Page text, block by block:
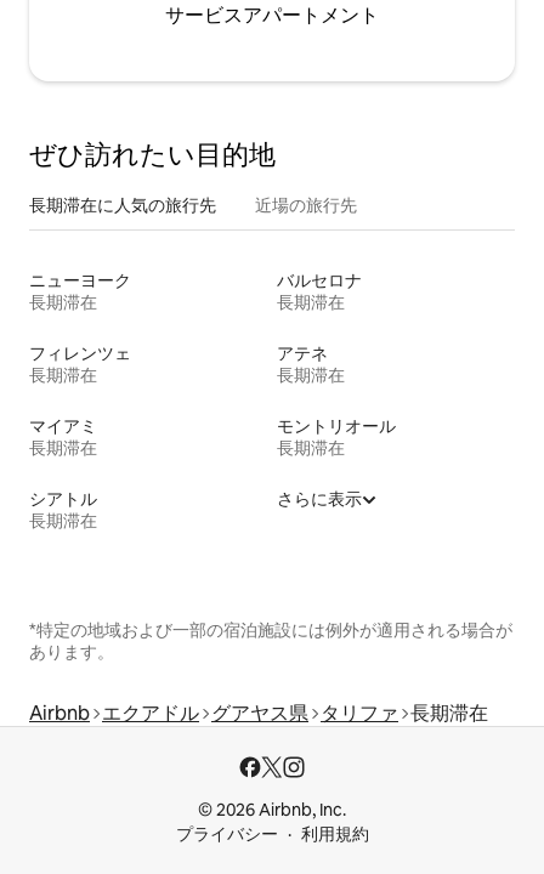
サービスアパートメント
ぜひ訪⁠れ⁠た⁠い目⁠的⁠地
長期滞在に人気の旅行先 近場の旅行先
ニューヨーク
長期滞在
バルセロナ
長期滞在
フィレンツェ
長期滞在
アテネ
長期滞在
マイアミ
長期滞在
モントリオール
長期滞在
シアトル
長期滞在
さらに表示
*特定の地域および一部の宿泊施設には例外が適用される場合が
あります。
Airbnb エクアドル グアヤス県 タリファ 長期滞在
© 2026 Airbnb, Inc.
プライバシー
利用規約